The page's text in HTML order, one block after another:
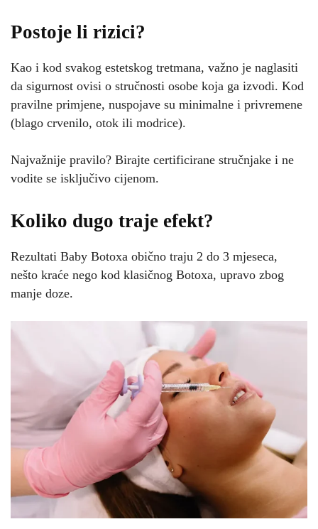
Postoje li rizici?
Kao i kod svakog estetskog tretmana, važno je naglasiti
da sigurnost ovisi o stručnosti osobe koja ga izvodi. Kod
pravilne primjene, nuspojave su minimalne i privremene
(blago crvenilo, otok ili modrice).
Najvažnije pravilo? Birajte certificirane stručnjake i ne
vodite se isključivo cijenom.
Koliko dugo traje efekt?
Rezultati Baby Botoxa obično traju 2 do 3 mjeseca,
nešto kraće nego kod klasičnog Botoxa, upravo zbog
manje doze.